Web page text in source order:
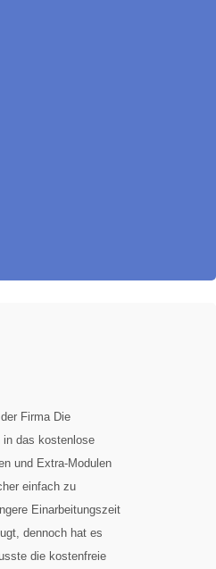
Firma Die
in das kostenlose
und Extra-Modulen
einfach zu
Einarbeitungszeit
dennoch hat es
die kostenfreie